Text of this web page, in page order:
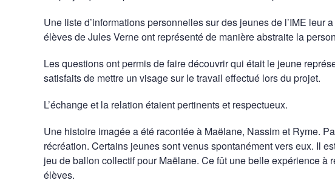
Une liste d’informations personnelles sur des jeunes de l’IME leur
élèves de Jules Verne ont représenté de manière abstraite la
Les questions ont permis de faire découvrir qui était le jeune
satisfaits de mettre un visage sur le travail effectué lors du projet.
L’échange et la relation étaient pertinents et respectueux.
Une histoire imagée a été racontée à Maëlane, Nassim et Ryme.
récréation. Certains jeunes sont venus spontanément vers eux. Il
jeu de ballon collectif pour Maëlane. Ce fût une belle expérience à
élèves.